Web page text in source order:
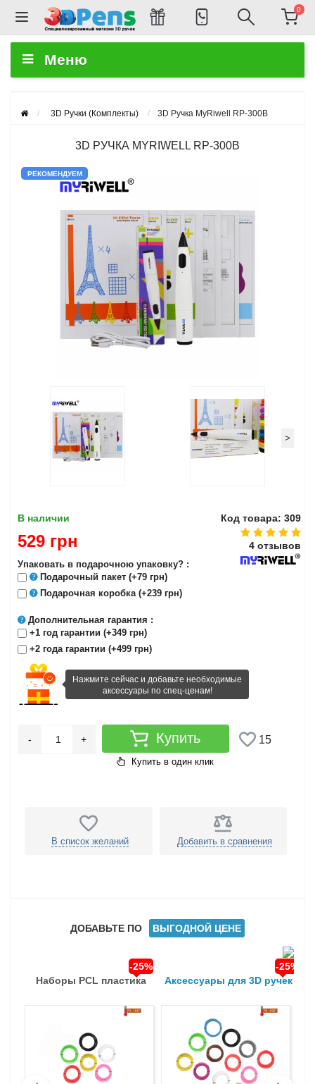
0
Меню
3D Ручки (Комплекты) 3D Ручка MyRiwell RP-300B
3D РУЧКА MYRIWELL RP-300B
РЕКОМЕНДУЕМ
>
В наличии Код товара: 309
4 отзывов
529 грн
Упаковать в подарочною упаковку? :
Подарочный пакет (+79 грн)
Подарочная коробка(+239 грн)
Дополнительная гарантия :
+1 год гарантии (+349 грн)
+2 года гарантии (+499 грн)
Нажмите сейчас и добавьте необходимые
аксессуары по спец-ценам!
+
- Купить
Купить в один клик
15
В список желаний Добавить в сравнения
ДОБАВЬТЕ ПО ВЫГОДНОЙ ЦЕНЕ
Наборы PCL пластика
-25%
Аксессуары для 3D ручек
-25%